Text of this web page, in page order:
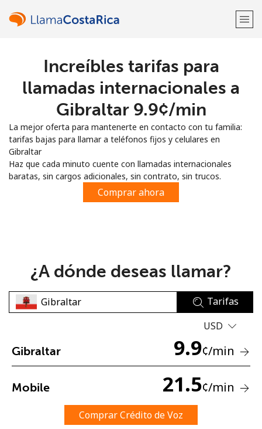
¡Bienvenido!
Regístrate con
o
No se ha creado una contraseña
Una letra mayúscula y una minúscula
Un caracter especial
Increíbles tarifas para
llamadas internacionales a
Gibraltar ⁦9.9¢⁩/min
La mejor oferta para mantenerte en contacto con tu familia:
tarifas bajas para llamar a teléfonos fijos y celulares en
Gibraltar
Haz que cada minuto cuente con llamadas internacionales
baratas, sin cargos adicionales, sin contrato, sin trucos.
Comprar ahora
¿A dónde deseas llamar?
Tarifas
USD
Gibraltar 9.9¢/min
Mobile 21.5¢/min
Comprar Crédito de Voz